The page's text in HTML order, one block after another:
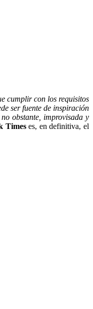
cumplir con los requisitos
ser fuente de inspiración
obstante, improvisada y
Timeses, en definitiva, el